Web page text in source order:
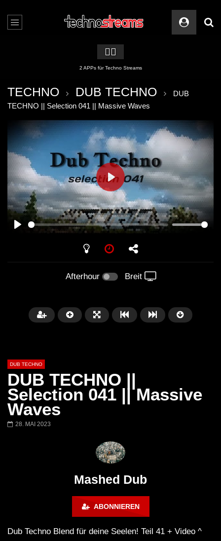
🏳️‍🌈
2 APPs für Techno Streams
TECHNO DUB TECHNO
DUB
TECHNO || Selection 041 || Massive Waves
PLAY
Afterhour Breit
01:11:24
DUB TECHNO
DUB TECHNO ||
Selection 041 || Massive
Waves
28. MAI 2023
Mashed Dub
ABONNIEREN
Dub Techno Blend für deine Seelen! Teil 41 + Video ^